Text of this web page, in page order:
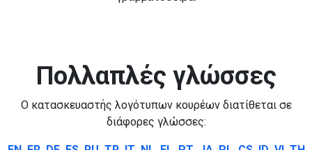
Πολλαπλές γλώσσες
Ο κατασκευαστής λογότυπων κουρέων διατίθεται σε
διάφορες γλώσσες: